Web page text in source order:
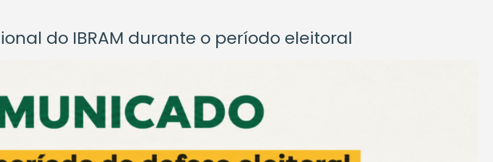
do IBRAM durante o período eleitoral